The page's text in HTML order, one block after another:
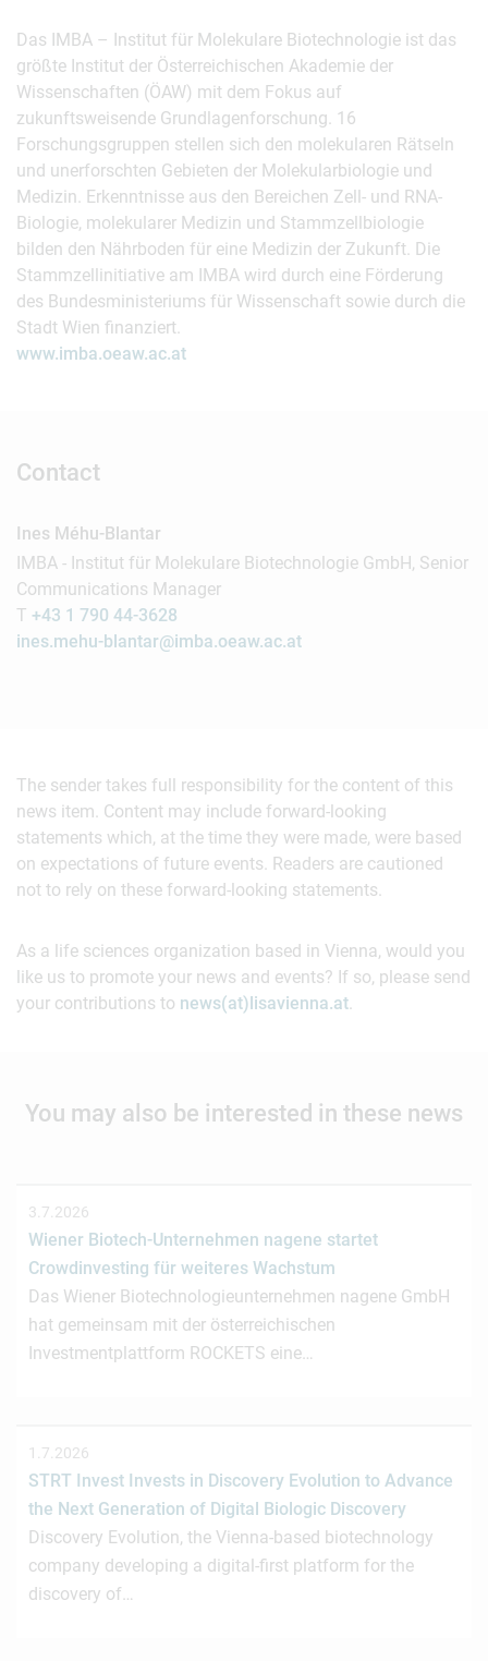
Das IMBA – Institut für Molekulare Biotechnologie ist das
größte Institut der Österreichischen Akademie der
Wissenschaften (ÖAW) mit dem Fokus auf
zukunftsweisende Grundlagenforschung. 16
Forschungsgruppen stellen sich den molekularen Rätseln
und unerforschten Gebieten der Molekularbiologie und
Medizin. Erkenntnisse aus den Bereichen Zell- und RNA-
Biologie, molekularer Medizin und Stammzellbiologie
bilden den Nährboden für eine Medizin der Zukunft. Die
Stammzellinitiative am IMBA wird durch eine Förderung
des Bundesministeriums für Wissenschaft sowie durch die
Stadt Wien finanziert.
www.imba.oeaw.ac.at
Contact
Ines Méhu-Blantar
IMBA - Institut für Molekulare Biotechnologie GmbH, Senior
Communications Manager
T +43 1 790 44-3628
ines.mehu-blantar@imba.oeaw.ac.at
The sender takes full responsibility for the content of this
news item. Content may include forward-looking
statements which, at the time they were made, were based
on expectations of future events. Readers are cautioned
not to rely on these forward-looking statements.
As a life sciences organization based in Vienna, would you
like us to promote your news and events? If so, please send
your contributions to news(at)lisavienna.at.
You may also be interested in these news
3.7.2026
Wiener Biotech-Unternehmen nagene startet
Crowdinvesting für weiteres Wachstum
Das Wiener Biotechnologieunternehmen nagene GmbH
hat gemeinsam mit der österreichischen
Investmentplattform ROCKETS eine…
1.7.2026
STRT Invest Invests in Discovery Evolution to Advance
the Next Generation of Digital Biologic Discovery
Discovery Evolution, the Vienna-based biotechnology
company developing a digital-first platform for the
discovery of…